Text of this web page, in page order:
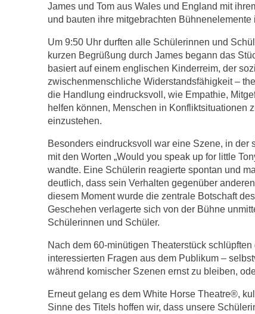
James und Tom aus Wales und England mit
und bauten ihre mitgebrachten
Um 9:50 Uhr durften alle Schülerinnen und
kurzen Begrüßung durch James begann das
basiert auf einem englischen Kinderreim, der
zwischenmenschliche Widerstandsfähigkeit –
die Handlung eindrucksvoll, wie Empathie,
helfen können, Menschen in Konfliktsituationen
einzustehen.
Besonders eindrucksvoll war eine Szene, in der
mit den Worten „Would you speak up for little
wandte. Eine Schülerin reagierte spontan und
deutlich, dass sein Verhalten gegenüber
diesem Moment wurde die zentrale Botschaft
Geschehen verlagerte sich von der Bühne
Schülerinnen und Schüler.
Nach dem 60-minütigen Theaterstück
interessierten Fragen aus dem Publikum –
während komischer Szenen ernst zu bleiben,
Erneut gelang es dem White Horse Theatre®,
Sinne des Titels hoffen wir, dass unsere